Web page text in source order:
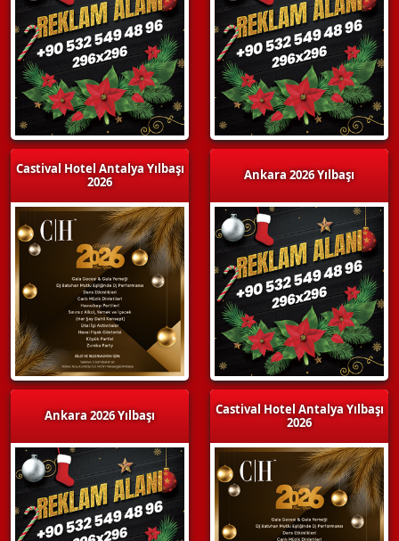
Castival Hotel Antalya Yılbaşı
2026
Ankara 2026 Yılbaşı
Ankara 2026 Yılbaşı
Castival Hotel Antalya Yılbaşı
2026